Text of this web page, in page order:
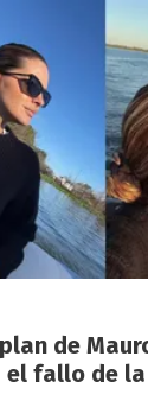
de
el fallo de